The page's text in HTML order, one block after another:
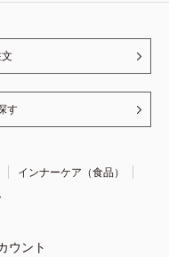
す
インナーケア（食品）
ウント